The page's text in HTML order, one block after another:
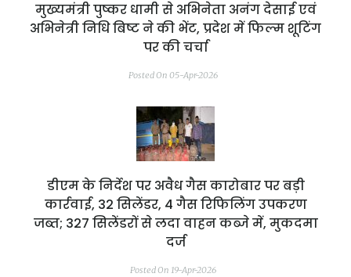
मुख्यमंत्री पुष्कर धामी से अभिनेता अनंग देसाई एवं
अभिनेत्री निधि बिष्ट ने की भेंट, प्रदेश में फिल्म शूटिंग
पर की चर्चा
Posted On 05-Apr-2026
डीएम के निर्देश पर अवैध गैस कारोबार पर बड़ी
कार्रवाई, 32 सिलेंडर, 4 गैस रिफिलिंग उपकरण
जब्त; 327 सिलेंडरों से लदा वाहन कब्जे में, मुकदमा
दर्ज
Posted On 19-Apr-2026